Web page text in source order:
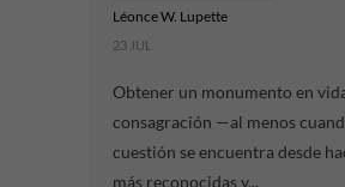
Léonce W. Lupette
23 JUL
Obtener un monumento en
consagración —al menos
cuestión se encuentra desde
más reconocidas y...